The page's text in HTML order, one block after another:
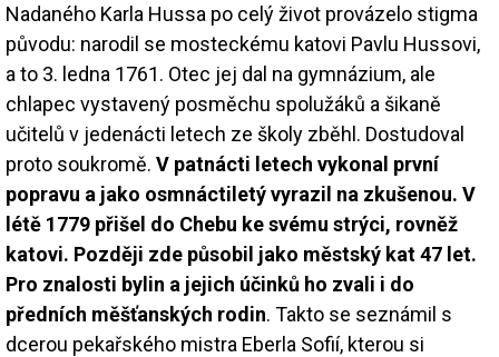
Nadaného Karla Hussa po celý život provázelo stigma
původu: narodil se mosteckému katovi Pavlu Hussovi,
a to 3. ledna 1761. Otec jej dal na gymnázium, ale
chlapec vystavený posměchu spolužáků a šikaně
učitelů v jedenácti letech ze školy zběhl. Dostudoval
proto soukromě. V patnácti letech vykonal první
popravu a jako osmnáctiletý vyrazil na zkušenou. V
létě 1779 přišel do Chebu ke svému strýci, rovněž
katovi. Později zde působil jako městský kat 47 let.
Pro znalosti bylin a jejich účinků ho zvali i do
předních měšťanských rodin. Takto se seznámil s
dcerou pekařského mistra Eberla Sofií, kterou si